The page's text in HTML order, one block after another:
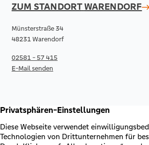
ZUM STANDORTWARENDORF
Münsterstraße 34
48231 Warendorf
02581 - 57 415
E-Mail senden
RECHTLICHES & KONTAKT
Kontakt